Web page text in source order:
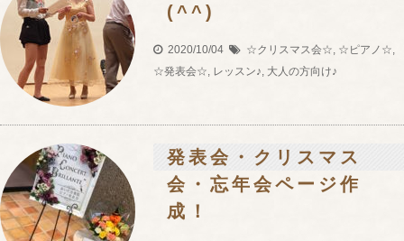
(^^)
2020/10/04 ☆クリスマス会☆ ☆ピアノ☆
☆発表会☆
レッスン♪ 大人の方向け♪
発表会・クリスマス
会・忘年会ページ作
成！